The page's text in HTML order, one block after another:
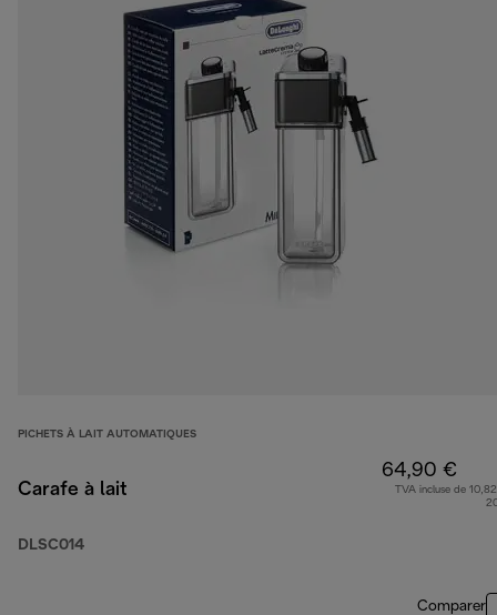
PICHETS À LAIT AUTOMATIQUES
Carafe à lait
DLSC014
64,90 €
TVA incluse de
Comparer